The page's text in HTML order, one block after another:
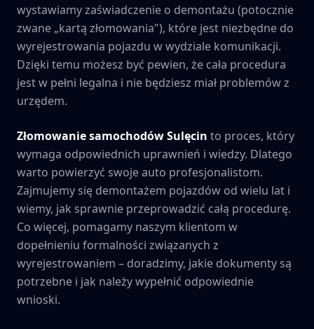
wystawiamy zaświadczenie o demontażu (potocznie
zwane „kartą złomowania"), które jest niezbędne do
wyrejestrowania pojazdu w wydziale komunikacji.
Dzięki temu możesz być pewien, że cała procedura
jest w pełni legalna i nie będziesz miał problemów z
urzędem.
Złomowanie samochodówSulęcin to proces, który
wymaga odpowiednich uprawnień i wiedzy. Dlatego
warto powierzyć swoje auto profesjonalistom.
Zajmujemy się demontażem pojazdów od wielu lat i
wiemy, jak sprawnie przeprowadzić całą procedurę.
Co więcej, pomagamy naszym klientom w
dopełnieniu formalności związanych z
wyrejestrowaniem – doradzimy, jakie dokumenty są
potrzebne i jak należy wypełnić odpowiednie
wnioski.